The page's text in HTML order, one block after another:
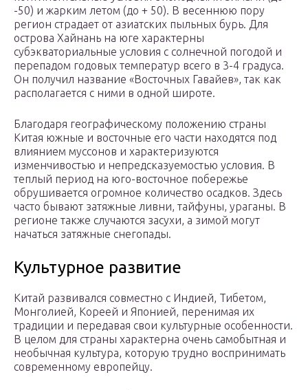
-50) и жарким летом (до + 50). В весеннюю пору
регион страдает от азиатских пыльных бурь. Для
острова Хайнань на юге характерны
субэкваториальные условия с солнечной погодой и
перепадом годовых температур всего в 3-4 градуса.
Он получил название «Восточных Гавайев», так как
располагается с ними в одной широте.
Благодаря географическому положению страны
Китая южные и восточные его части находятся под
влиянием муссонов и характеризуются
изменчивостью и непредсказуемостью условия. В
теплый период на юго-восточное побережье
обрушивается огромное количество осадков. Здесь
часто бывают затяжные ливни, тайфуны, ураганы. В
регионе также случаются засухи, а зимой могут
начаться затяжные снегопады.
Культурное развитие
Китай развивался совместно с Индией, Тибетом,
Монголией, Кореей и Японией, перенимая их
традиции и передавая свои культурные особенности.
В целом для страны характерна очень самобытная и
необычная культура, которую трудно воспринимать
современному европейцу.